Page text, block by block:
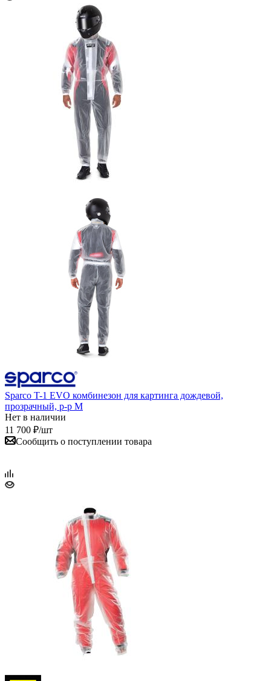
Sparco T-1 EVO комбинезон для картинга дождевой,
прозрачный, р-р M
Нет в наличии
11 700 ₽/шт
Сообщить о поступлении товара